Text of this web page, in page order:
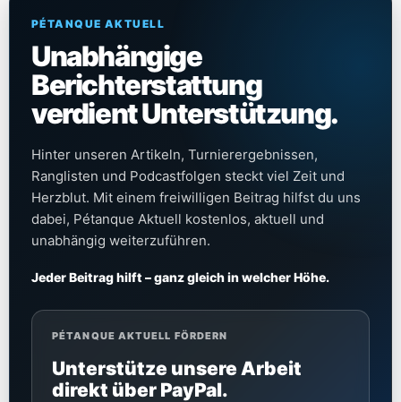
PÉTANQUE AKTUELL
Unabhängige
Berichterstattung
verdient Unterstützung.
Hinter unseren Artikeln, Turnierergebnissen,
Ranglisten und Podcastfolgen steckt viel Zeit und
Herzblut. Mit einem freiwilligen Beitrag hilfst du uns
dabei, Pétanque Aktuell kostenlos, aktuell und
unabhängig weiterzuführen.
Jeder Beitrag hilft – ganz gleich in welcher Höhe.
PÉTANQUE AKTUELL FÖRDERN
Unterstütze unsere Arbeit
direkt über PayPal.